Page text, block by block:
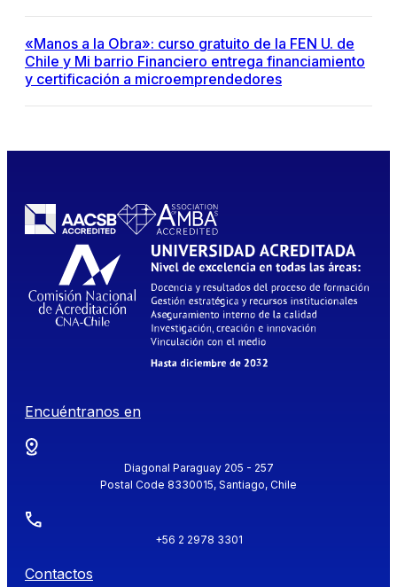
«Manos a la Obra»: curso gratuito de la FEN U. de
Chile y Mi barrio Financiero entrega financiamiento
y certificación a microemprendedores
Encuéntranos en
Diagonal Paraguay 205 - 257
Postal Code 8330015, Santiago, Chile
+56 2 2978 3301
Contactos